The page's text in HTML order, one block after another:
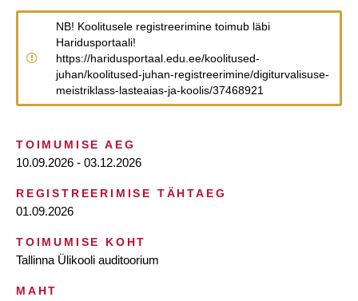
NB! Koolitusele registreerimine toimub läbi
Haridusportaali!
https://haridusportaal.edu.ee/koolitused-
juhan/koolitused-juhan-registreerimine/digiturvalisuse-
meistriklass-lasteaias-ja-koolis/37468921
TOIMUMISE AEG
10.09.2026 - 03.12.2026
REGISTREERIMISE TÄHTAEG
01.09.2026
TOIMUMISE KOHT
Tallinna Ülikooli auditoorium
MAHT